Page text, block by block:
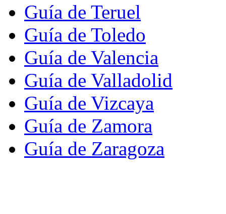
Guía de Teruel
Guía de Toledo
Guía de Valencia
Guía de Valladolid
Guía de Vizcaya
Guía de Zamora
Guía de Zaragoza